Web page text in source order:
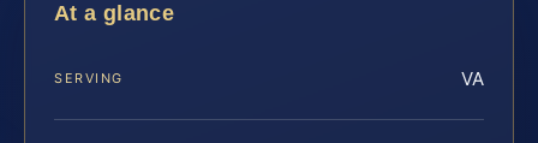
At a glance
SERVING VA